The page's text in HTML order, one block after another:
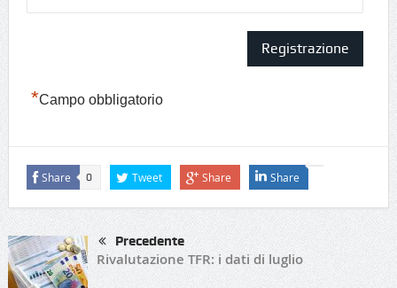
*Campo obbligatorio
Share 0 Tweet Share Share
Precedente
Rivalutazione TFR: i dati di luglio